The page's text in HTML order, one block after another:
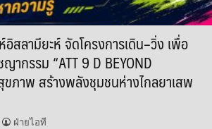
อิสลามียะห์ จัดโครงการเดิน–วิ่ง เพื่อ
กรรม “ATT 9 D BEYOND
ขภาพ สร้างพลังชุมชนห่างไกลยาเสพ
ฝ่ายไอที